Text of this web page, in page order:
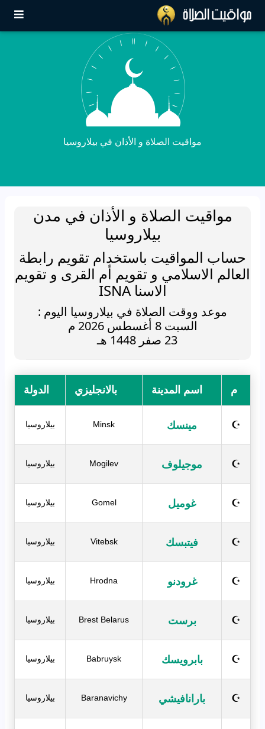
مواقيت الصلاة و الأذان في بيلاروسيا
مواقيت الصلاة و الأذان في مدن
بيلاروسيا
حساب المواقيت باستخدام تقويم رابطة
العالم الاسلامي و تقويم أم القرى و تقويم
الاسنا ISNA
موعد ووقت الصلاة في بيلاروسيا اليوم :
السبت 8 أغسطس 2026 م
23 صفر 1448 هـ
م اسم المدينة بالانجليزي الدولة
☪ مينسك Minsk بيلاروسيا
☪ موجيلوف Mogilev بيلاروسيا
☪ غوميل Gomel بيلاروسيا
☪ فيتبسك Vitebsk بيلاروسيا
☪ غرودنو Hrodna بيلاروسيا
☪ برست Brest Belarus بيلاروسيا
☪ بابرويسك Babruysk بيلاروسيا
☪ بارانافيشي Baranavichy بيلاروسيا